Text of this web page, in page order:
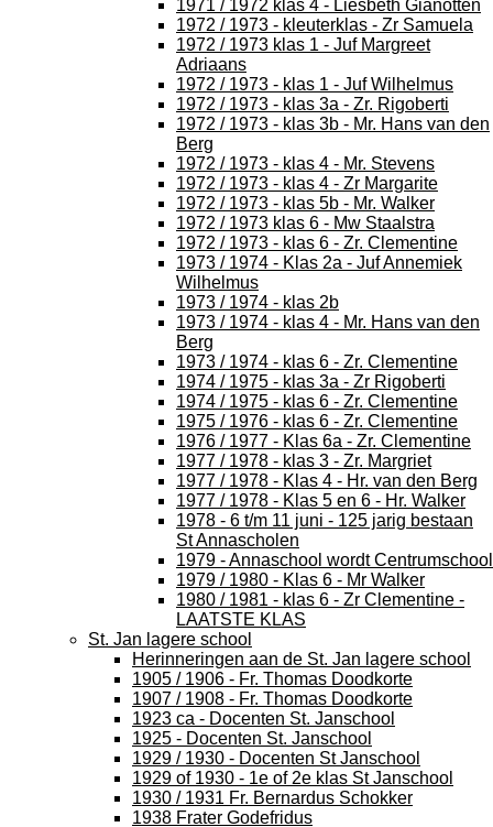
1971 / 1972 klas 4 - Liesbeth Gianotten
1972 / 1973 - kleuterklas - Zr Samuela
1972 / 1973 klas 1 - Juf Margreet
Adriaans
1972 / 1973 - klas 1 - Juf Wilhelmus
1972 / 1973 - klas 3a - Zr. Rigoberti
1972 / 1973 - klas 3b - Mr. Hans van den
Berg
1972 / 1973 - klas 4 - Mr. Stevens
1972 / 1973 - klas 4 - Zr Margarite
1972 / 1973 - klas 5b - Mr. Walker
1972 / 1973 klas 6 - Mw Staalstra
1972 / 1973 - klas 6 - Zr. Clementine
1973 / 1974 - Klas 2a - Juf Annemiek
Wilhelmus
1973 / 1974 - klas 2b
1973 / 1974 - klas 4 - Mr. Hans van den
Berg
1973 / 1974 - klas 6 - Zr. Clementine
1974 / 1975 - klas 3a - Zr Rigoberti
1974 / 1975 - klas 6 - Zr. Clementine
1975 / 1976 - klas 6 - Zr. Clementine
1976 / 1977 - Klas 6a - Zr. Clementine
1977 / 1978 - klas 3 - Zr. Margriet
1977 / 1978 - Klas 4 - Hr. van den Berg
1977 / 1978 - Klas 5 en 6 - Hr. Walker
1978 - 6 t/m 11 juni - 125 jarig bestaan
St Annascholen
1979 - Annaschool wordt Centrumschool
1979 / 1980 - Klas 6 - Mr Walker
1980 / 1981 - klas 6 - Zr Clementine -
LAATSTE KLAS
St. Jan lagere school
Herinneringen aan de St. Jan lagere school
1905 / 1906 - Fr. Thomas Doodkorte
1907 / 1908 - Fr. Thomas Doodkorte
1923 ca - Docenten St. Janschool
1925 - Docenten St. Janschool
1929 / 1930 - Docenten St Janschool
1929 of 1930 - 1e of 2e klas St Janschool
1930 / 1931 Fr. Bernardus Schokker
1938 Frater Godefridus